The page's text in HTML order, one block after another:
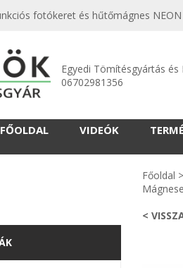
fotókeret és hűtőmágnes
Egyedi Tömítésgyártás
06702981356
FŐOLDAL VIDEÓK
Főoldal >
<